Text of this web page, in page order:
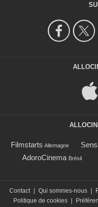
Filmstarts Allemagne
AdoroCinema Brésil
Contact | Qui sommes-nous |
Politique de cookies |